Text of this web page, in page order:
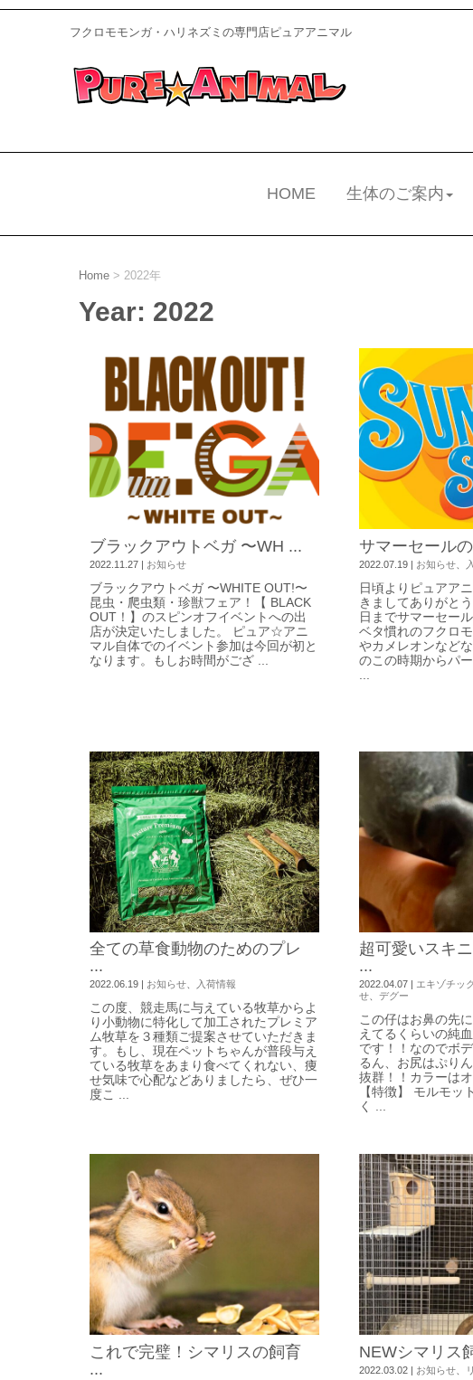
フクロモモンガ・ハリネズミの専門店ピュアアニマル
HOME 生体のご案内
Home > 2022年
Year: 2022
ブラックアウトベガ 〜WH ...
2022.11.27 | お知らせ
ブラックアウトベガ 〜WHITE OUT!〜
昆虫・爬虫類・珍獣フェア！【 BLACK
OUT！】のスピンオフイベントへの出
店が決定いたしました。 ピュア☆アニ
マル自体でのイベント参加は今回が初と
なります。もしお時間がござ ...
サマーセール
2022.07.19| お知らせ、
日頃よりピュアア
きましてありがと
日までサマーセー
ベタ慣れのフクロ
やカメレオンなど
のこの時期からパ
全ての草食動物のためのプレ
...
2022.06.19 | お知らせ 入荷情報
この度、競走馬に与えている牧草からよ
り小動物に特化して加工されたプレミア
ム牧草を３種類ご提案させていただきま
す。もし、現在ペットちゃんが普段与え
ている牧草をあまり食べてくれない、痩
せ気味で心配などありましたら、ぜひ一
度こ ...
超可愛いスキ
...
2022.04.07| エキゾチッ
せ、 デグー
この仔はお鼻の先
えてるくらいの純
です！！なのでボ
るん、お尻はぷり
抜群！！カラーは
【特徴】 モルモッ
く ...
これで完璧！シマリスの飼育
...
NEWシマリス
2022.03.02| お知らせ、